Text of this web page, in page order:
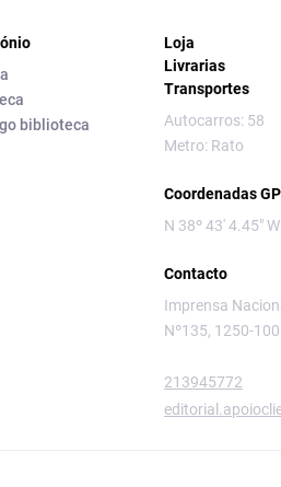
biblioteca
Loja
Livrarias
Transportes
Autocarros: 58
Metro: Rato
Coordenadas
N 38º 43' 4.45"
Contacto
Imprensa
Nº135, 1250-
213945772